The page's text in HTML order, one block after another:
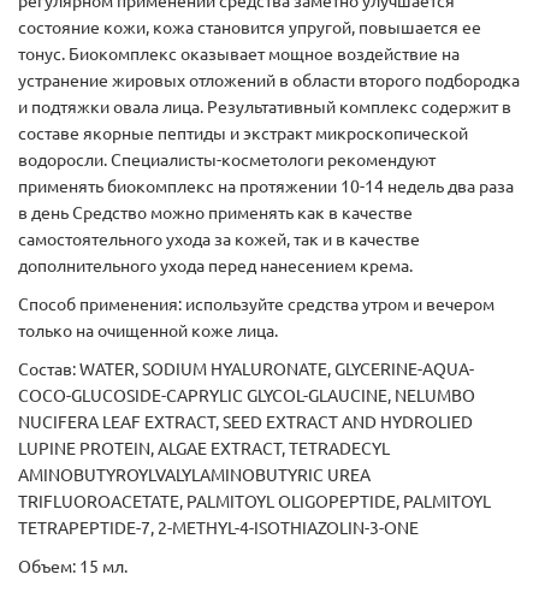
состояние кожи, кожа становится упругой, повышается ее
тонус. Биокомплекс оказывает мощное воздействие на
устранение жировых отложений в области второго подбородка
и подтяжки овала лица. Результативный комплекс содержит в
составе якорные пептиды и экстракт микроскопической
водоросли. Специалисты-косметологи рекомендуют
применять биокомплекс на протяжении 10-14 недель два раза
в день Средство можно применять как в качестве
самостоятельного ухода за кожей, так и в качестве
дополнительного ухода перед нанесением крема.
Способ применения: используйте средства утром и вечером
только на очищенной коже лица.
Состав: WATER, SODIUM HYALURONATE, GLYCERINE-AQUA-
COCO-GLUCOSIDE-CAPRYLIC GLYCOL-GLAUCINE, NELUMBO
NUCIFERA LEAF EXTRACT, SEED EXTRACT AND HYDROLIED
LUPINE PROTEIN, ALGAE EXTRACT, TETRADECYL
AMINOBUTYROYLVALYLAMINOBUTYRIC UREA
TRIFLUOROACETATE, PALMITOYL OLIGOPEPTIDE, PALMITOYL
TETRAPEPTIDE-7, 2-METHYL-4-ISOTHIAZOLIN-3-ONE
Объем: 15 мл.